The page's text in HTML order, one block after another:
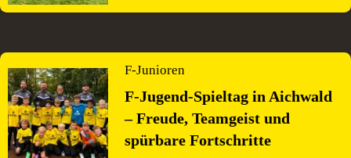
F-Junioren
F-Jugend-Spieltag in Aichwald
– Freude, Teamgeist und
spürbare Fortschritte